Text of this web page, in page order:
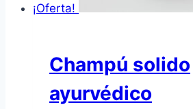
¡Oferta!
Champú solido
ayurvédico